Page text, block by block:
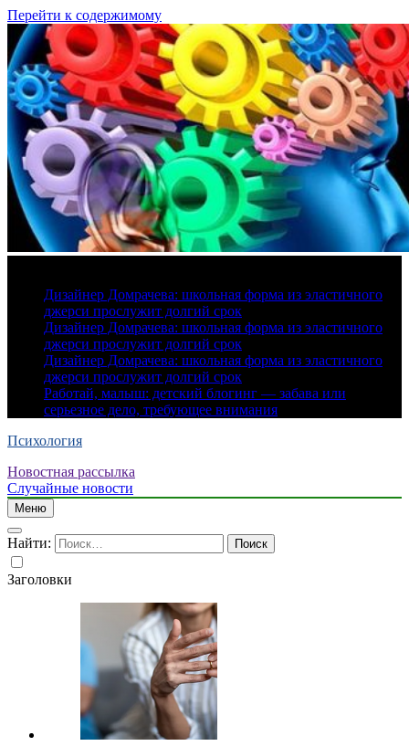
Перейти к содержимому
Дизайнер Домрачева: школьная форма из эластичного
джерси прослужит долгий срок
Дизайнер Домрачева: школьная форма из эластичного
джерси прослужит долгий срок
Дизайнер Домрачева: школьная форма из эластичного
джерси прослужит долгий срок
Работай, малыш: детский блогинг — забава или
серьезное дело, требующее внимания
Психология
Новостная рассылка
Случайные новости
Меню
Найти:
Заголовки